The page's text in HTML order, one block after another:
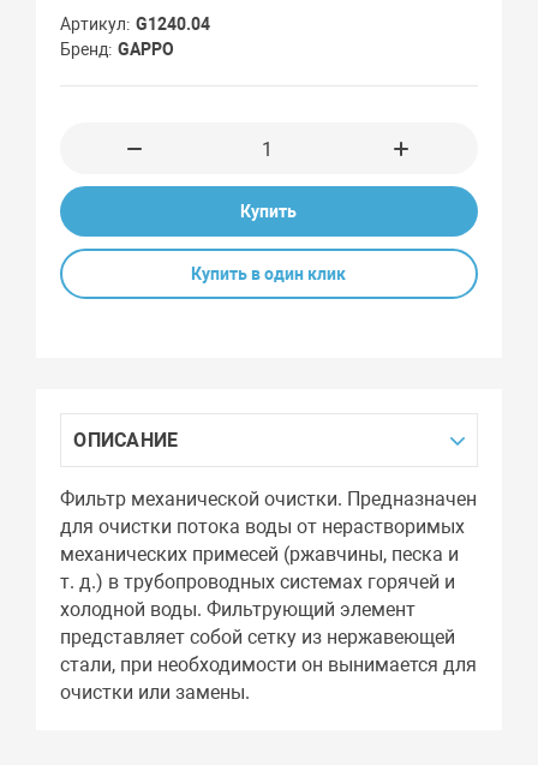
Артикул G1240.04
Бренд GAPPO
Купить
Купить в один клик
ОПИСАНИЕ
Фильтр механической очистки. Предназначен
для очистки потока воды от нерастворимых
механических примесей (ржавчины, песка и
т. д.) в трубопроводных системах горячей и
холодной воды. Фильтрующий элемент
представляет собой сетку из нержавеющей
стали, при необходимости он вынимается для
очистки или замены.